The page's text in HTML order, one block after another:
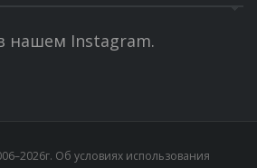
нашем Instagram.
Об условиях использования